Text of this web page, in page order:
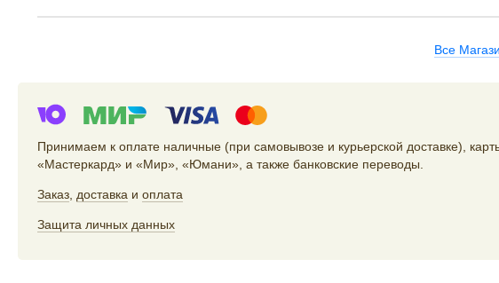
Все
Принимаем к оплате наличные (при самовывозе и курьерской доставке),
«Мастеркард» и «Мир», «Юмани», а также банковские переводы.
Заказ доставка и оплата
Защита личных данных